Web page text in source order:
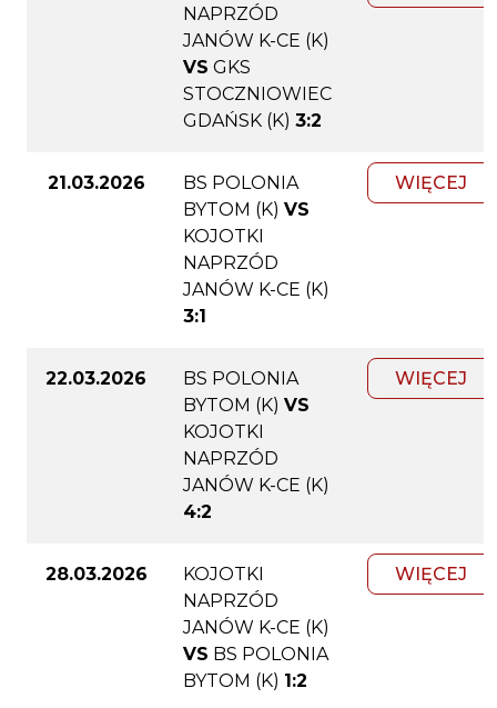
NAPRZÓD
JANÓW K-CE (K)
VS GKS
STOCZNIOWIEC
GDAŃSK (K) 3:2
21.03.2026
BS POLONIA
BYTOM (K) VS
KOJOTKI
NAPRZÓD
JANÓW K-CE (K)
3:1
WIĘCEJ
22.03.2026
BS POLONIA
BYTOM (K) VS
KOJOTKI
NAPRZÓD
JANÓW K-CE (K)
4:2
WIĘCEJ
28.03.2026
KOJOTKI
NAPRZÓD
JANÓW K-CE (K)
VS BS POLONIA
BYTOM (K) 1:2
WIĘCEJ